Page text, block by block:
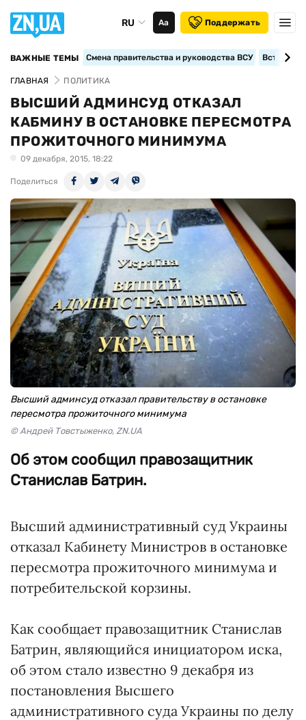
RU Аа Поддержать
ВАЖНЫЕ ТЕМЫ Смена правительства и руководства ВСУ
ГЛАВНАЯ ПОЛИТИКА
ВЫСШИЙ АДМИНСУД ОТКАЗАЛ
КАБМИНУ В ОСТАНОВКЕ ПЕРЕСМОТРА
ПРОЖИТОЧНОГО МИНИМУМА
09 декабря, 2015, 18:22
Поделиться
Высший админсуд отказал правительству в остановке
пересмотра прожиточного минимума
© Андрей Товстыженко, ZN.UA
Об этом сообщил правозащитник
Станислав Батрин.
Высший административный суд Украины
отказал Кабинету Министров в остановке
пересмотра прожиточного минимума и
потребительской корзины.
Как сообщает правозащитник Станислав
Батрин, являющийся инициатором иска,
об этом стало известно 9 декабря из
постановления Высшего
административного суда Украины по делу